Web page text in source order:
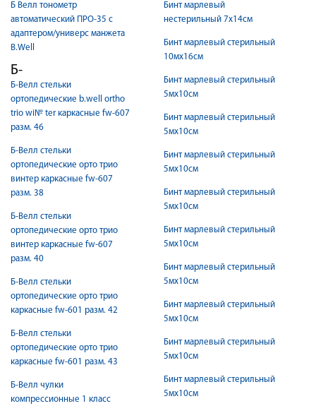
Б Велл тонометр
автоматический ПРО-35 с
адаптером/универс манжета
B.Well
Б-
Б-Велл стельки
ортопедические b.well ortho
trio wi№ ter каркасные fw-607
разм. 46
Б-Велл стельки
ортопедические орто трио
винтер каркасные fw-607
разм. 38
Б-Велл стельки
ортопедические орто трио
винтер каркасные fw-607
разм. 40
Б-Велл стельки
ортопедические орто трио
каркасные fw-601 разм. 42
Б-Велл стельки
ортопедические орто трио
каркасные fw-601 разм. 43
Б-Велл чулки
компрессионные 1 класс
Бинт марлевый
нестерильный 7х14см
Бинт марлевый стерильный
10мх16см
Бинт марлевый стерильный
5мх10см
Бинт марлевый стерильный
5мх10см
Бинт марлевый стерильный
5мх10см
Бинт марлевый стерильный
5мх10см
Бинт марлевый стерильный
5мх10см
Бинт марлевый стерильный
5мх10см
Бинт марлевый стерильный
5мх10см
Бинт марлевый стерильный
5мх10см
Бинт марлевый стерильный
5мх10см